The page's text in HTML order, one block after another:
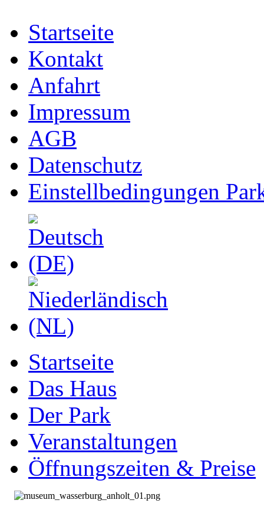
Startseite
Kontakt
Anfahrt
Impressum
AGB
Datenschutz
Einstellbedingungen
Startseite
Das Haus
Der Park
Veranstaltungen
Öffnungszeiten & Preise